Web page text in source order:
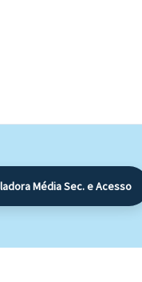
Média Sec. e Acesso